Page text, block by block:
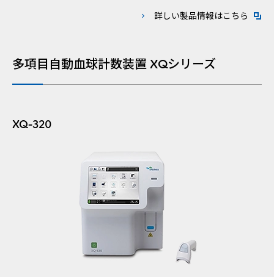
詳しい製品情報はこちら 新規
多項目自動血球計数装置 XQシリーズ
XQ-320